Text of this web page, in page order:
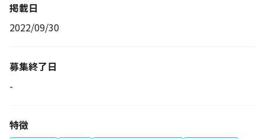
掲載日
2022/09/30
募集終了日
-
特徴